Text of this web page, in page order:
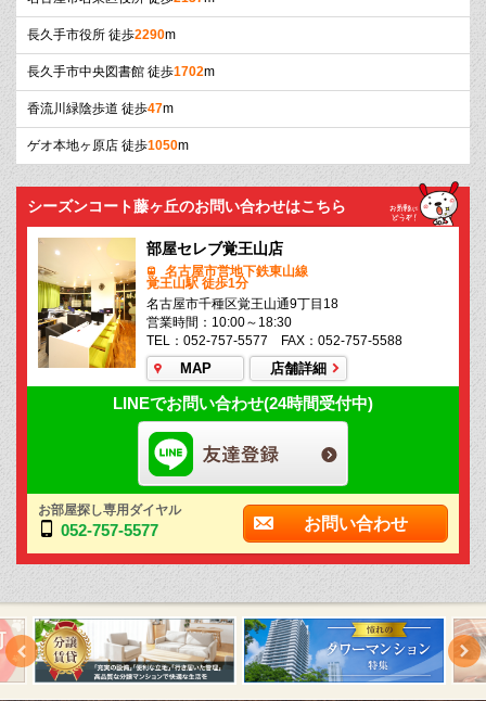
長久手市役所 徒歩2290m
長久手市中央図書館 徒歩1702m
香流川緑陰歩道 徒歩47m
ゲオ本地ヶ原店 徒歩1050m
シーズンコート藤ヶ丘のお問い合わせはこちら
部屋セレブ覚王山店
名古屋市営地下鉄東山線
覚王山駅 徒歩1分
名古屋市千種区覚王山通9丁目18
営業時間：10:00～18:30
TEL：052-757-5577 FAX：052-757-5588
MAP 店舗詳細
LINEでお問い合わせ(24時間受付中)
お部屋探し専用ダイヤル
052-757-5577 お問い合わせ